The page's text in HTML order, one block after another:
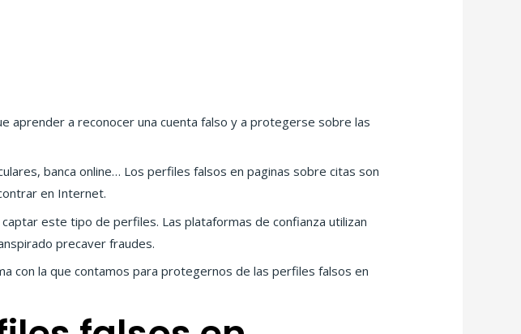
aprender a reconocer una cuenta falso y a protegerse sobre las
banca online… Los perfiles falsos en paginas sobre citas son
en Internet.
este tipo de perfiles. Las plataformas de confianza utilizan
precaver fraudes.
con la que contamos para protegernos de las perfiles falsos en